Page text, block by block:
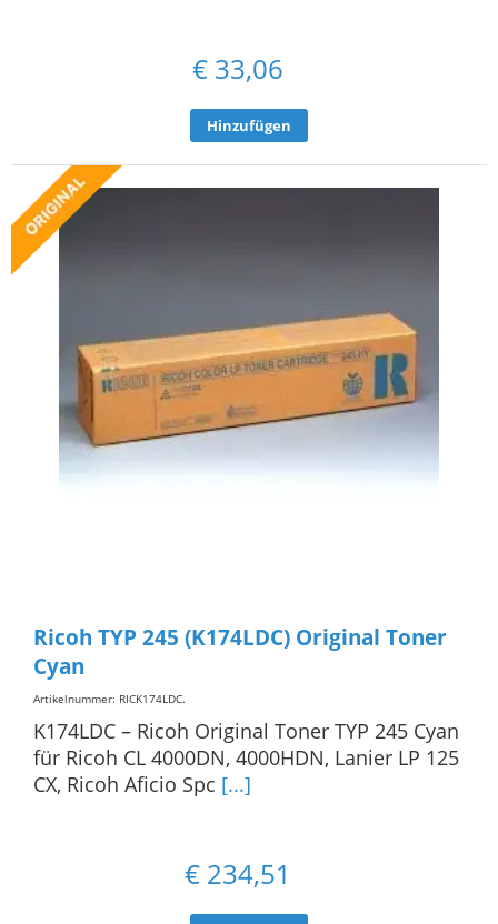
€ 33,06
Hinzufügen
Ricoh TYP 245 (K174LDC) Original Toner
Cyan
Artikelnummer: RICK174LDC.
K174LDC – Ricoh Original Toner TYP 245 Cyan
für Ricoh CL 4000DN, 4000HDN, Lanier LP 125
CX, Ricoh Aficio Spc [...]
€ 234,51